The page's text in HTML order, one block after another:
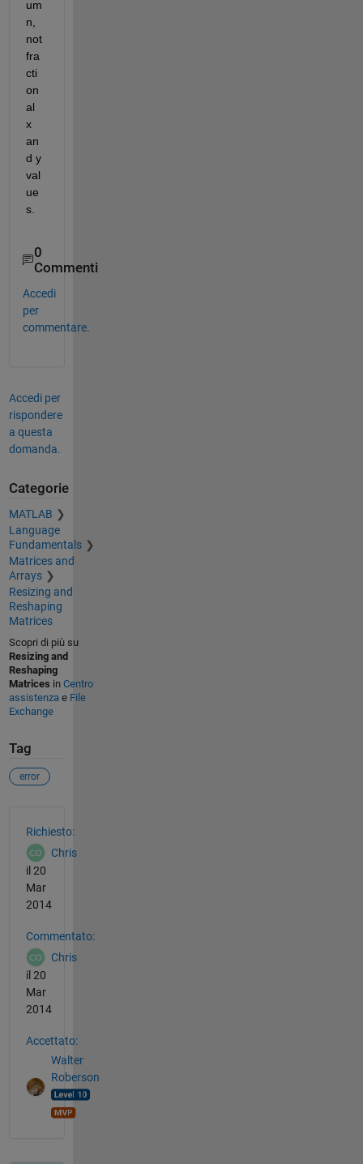
um
n,
not
fra
cti
on
al
x
an
d y
val
ue
s.
0
Commenti
Accedi
per
commentare.
Accedi per
rispondere
a questa
domanda.
Categorie
MATLAB
Language
Fundamentals
Matrices and
Arrays
Resizing and
Reshaping
Matrices
Scopri di più su
Resizing and
Reshaping
Matrices in Centro
assistenzae File
Exchange
Tag
error
Richiesto:
Chris
il 20
Mar
2014
Commentato:
Chris
il 20
Mar
2014
Accettato:
Walter
Roberson